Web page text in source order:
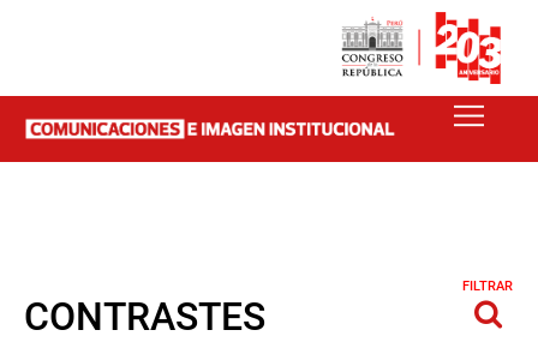
CONTRASTES
FILTRAR